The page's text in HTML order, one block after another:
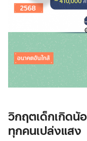
วิกฤตเด็กเกิด
ทุกคนเปล่งแสง